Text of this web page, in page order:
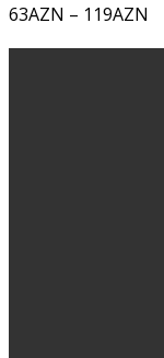
63AZN – 119AZN